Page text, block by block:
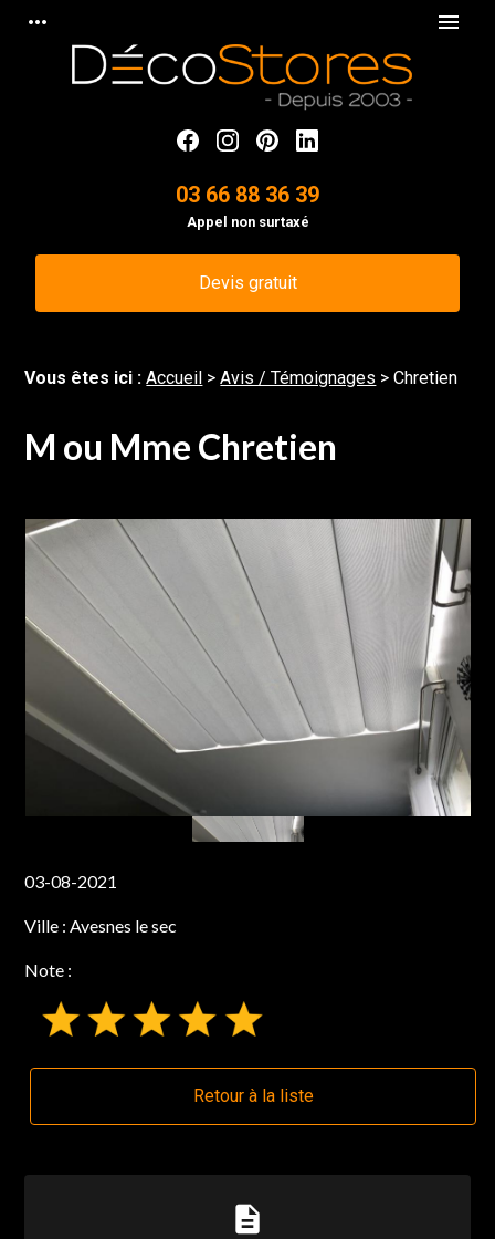
more_horiz menu
03 66 88 36 39
Appel non surtaxé
Devis gratuit
Vous êtes ici :Accueil >Avis / Témoignages >Chretien
M ou Mme Chretien
03-08-2021
Ville : Avesnes le sec
Note :
Retour à la liste
description